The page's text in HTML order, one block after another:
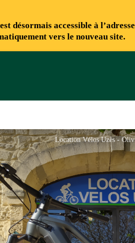
désormais accessible à l’adresse
vers le nouveau site.